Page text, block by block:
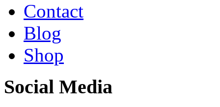
Contact
Blog
Shop
Social Media